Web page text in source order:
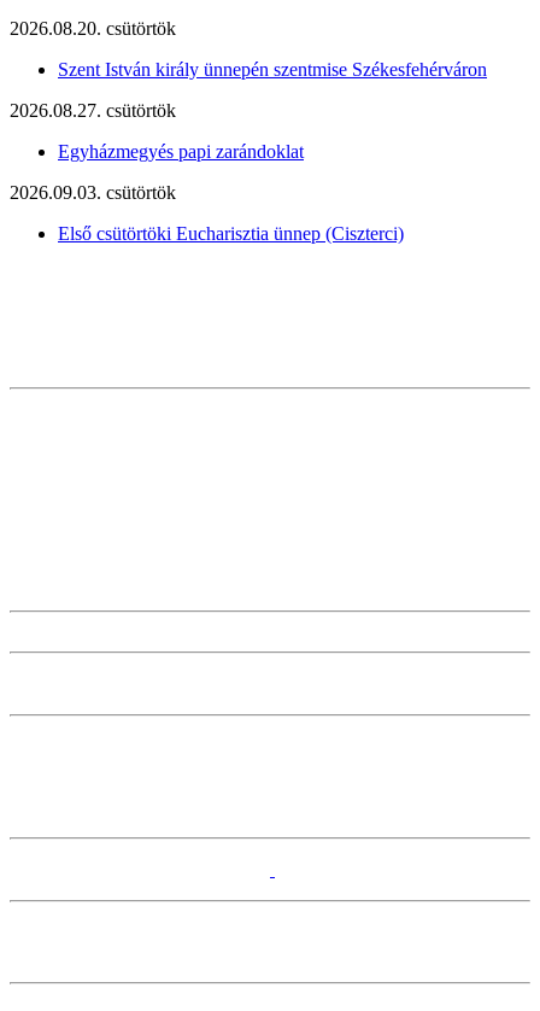
2026.08.20. csütörtök
Szent István király ünnepén szentmise Székesfehérváron
2026.08.27. csütörtök
Egyházmegyés papi zarándoklat
2026.09.03. csütörtök
Első csütörtöki Eucharisztia ünnep (Ciszterci)